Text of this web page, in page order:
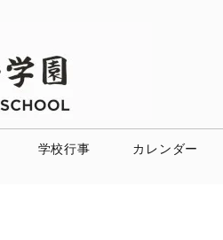
学校行事 カレンダー